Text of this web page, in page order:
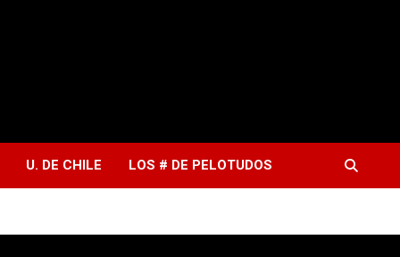
U. DE CHILE LOS # DE PELOTUDOS